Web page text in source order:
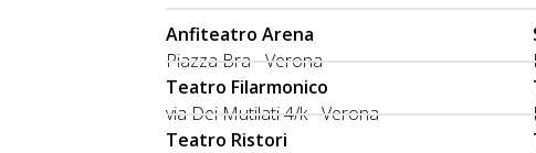
Anfiteatro Arena
Piazza Bra - Verona
Teatro Filarmonico
via Dei Mutilati 4/k - Verona
Teatro Ristori